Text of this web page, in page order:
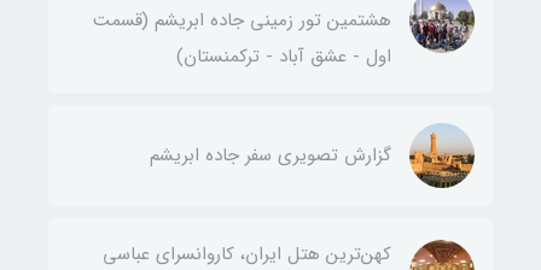
هشتمین تور زمینی جاده ابریشم (قسمت
اول - عشق آباد - ترکمنستان)
گزارش تصویری سفر جاده ابریشم
کهن‌ترین هتل ایران، کاروانسرای عباسی